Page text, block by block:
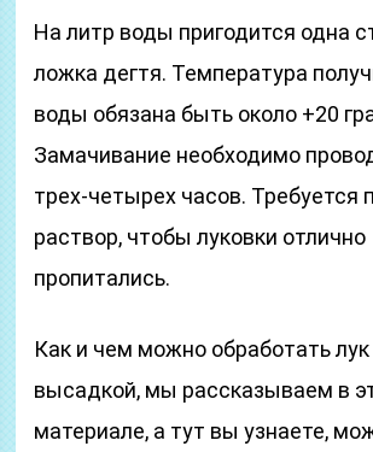
На литр воды пригодится одна
ложка дегтя. Температура
воды обязана быть около +20
Замачивание необходимо
трех-четырех часов. Требуется
раствор, чтобы луковки отлично
пропитались.
Как и чем можно обработать
высадкой, мы рассказываем в
материале, а тут вы узнаете,